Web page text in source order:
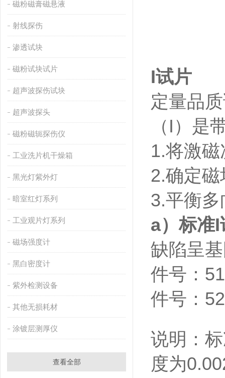
磁粉磁膏磁悬液
射线探伤
渗透试块
磁粉试块试片
超声波探伤试块
超声波探头
磁粉磁轭探伤仪
工业洗片机干燥箱
黑光灯紫外灯
暗室红灯系列
工业观片灯系列
磁场强度计
黑白密度计
紫外检测设备
其他无损耗材
涂镀层测厚仪
查看全部
I试片
定量品
（ I ）是
1.将激磁
2.确定磁
3.平衡多
a）标准I
缺陷呈
件号：
件号：
说明：
度为